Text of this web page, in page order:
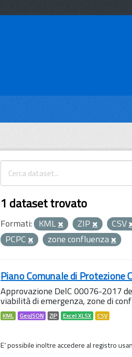
1 dataset trovato
Formati: KML ZIP CSV
PCPC
zone confluenza
Piano Comunale di Protezione
Approvazione DelC 00076-2017
viabilità di emergenza, zone di
KML GeoJSON ZIP Excel XLSX CSV
E' possibile inoltre accedere al registro